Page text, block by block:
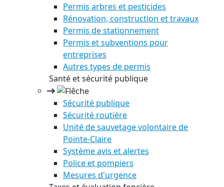
Permis arbres et pesticides
Rénovation, construction et travaux
Permis de stationnement
Permis et subventions pour
entreprises
Autres types de permis
Santé et sécurité publique
Sécurité publique
Sécurité routière
Unité de sauvetage volontaire de
Pointe-Claire
Système avis et alertes
Police et pompiers
Mesures d'urgence